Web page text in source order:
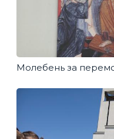
Молебень за